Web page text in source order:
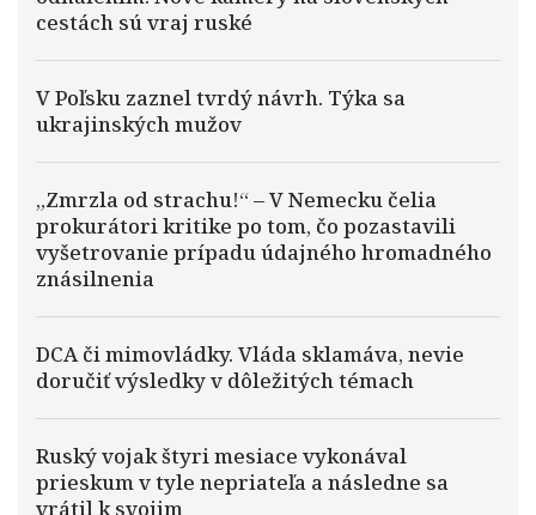
cestách sú vraj ruské
V Poľsku zaznel tvrdý návrh. Týka sa
ukrajinských mužov
„Zmrzla od strachu!“ – V Nemecku čelia
prokurátori kritike po tom, čo pozastavili
vyšetrovanie prípadu údajného hromadného
znásilnenia
DCA či mimovládky. Vláda sklamáva, nevie
doručiť výsledky v dôležitých témach
Ruský vojak štyri mesiace vykonával
prieskum v tyle nepriateľa a následne sa
vrátil k svojim